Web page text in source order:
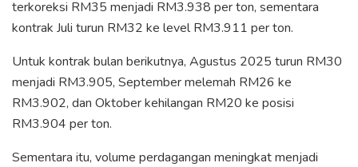
terkoreksi RM35 menjadi RM3.938 per ton, sementara
kontrak Juli turun RM32 ke level RM3.911 per ton.
Untuk kontrak bulan berikutnya, Agustus 2025 turun RM30
menjadi RM3.905, September melemah RM26 ke
RM3.902, dan Oktober kehilangan RM20 ke posisi
RM3.904 per ton.
Sementara itu, volume perdagangan meningkat menjadi